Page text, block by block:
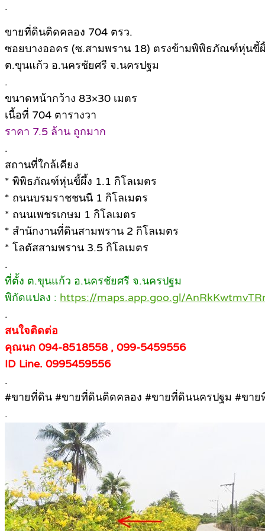
.
ขายที่ดินติดคลอง 704 ตรว.
ซอยบางออคร (ซ.สามพราน 18) ตรงข้ามพิพิธภัณฑ์หุ่นขี้
ต.ขุนแก้ว อ.นครชัยศรี จ.นครปฐม
.
ขนาดหน้ากว้าง 83×30 เมตร
เนื้อที่ 704 ตารางวา
ราคา 7.5 ล้าน ถูกมาก
.
สถานที่ใกล้เคียง
* พิพิธภัณฑ์หุ่นขี้ผึ้ง 1.1 กิโลเมตร
* ถนนบรมราชชนนี 1 กิโลเมตร
* ถนนเพชรเกษม 1 กิโลเมตร
* สำนักงานที่ดินสามพราน 2 กิโลเมตร
* โลตัสสามพราน 3.5 กิโลเมตร
.
ที่ตั้ง ต.ขุนแก้ว อ.นครชัยศรี จ.นครปฐม
พิกัดแปลง : https://maps.app.goo.gl/
.
สนใจติดต่อ
คุณนก 094-8518558 , 099-5459556
ID Line. 0995459556
.
#ขายที่ดิน #ขายที่ดินติดคลอง #ขายที่ดินนครปฐม #ขา
.